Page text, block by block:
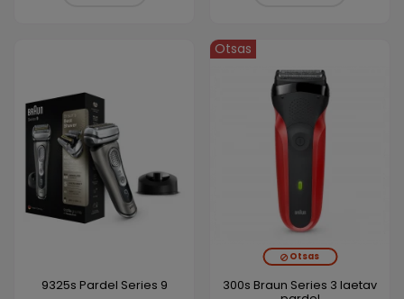
9325s Pardel Series 9
Otsas
Otsas
300s Braun Series 3 laetav